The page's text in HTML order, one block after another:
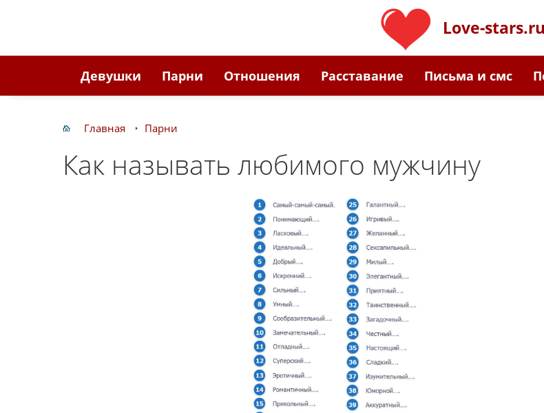
Love-stars.ru
Девушки Парни Отношения Расставание Письма и смс
Главная Парни
Как называть любимого мужчину